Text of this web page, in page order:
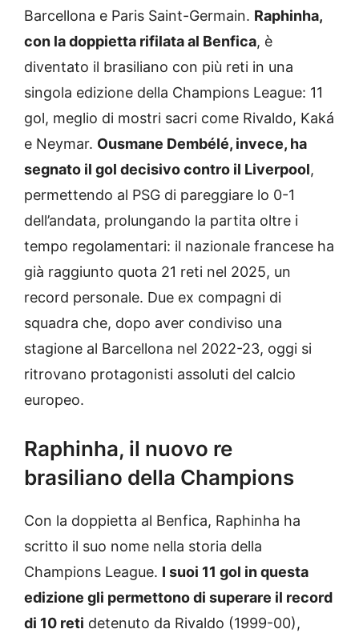
Barcellona e Paris Saint-Germain. Raphinha,
con la doppietta rifilata al Benfica, è
diventato il brasiliano con più reti in una
singola edizione della Champions League: 11
gol, meglio di mostri sacri come Rivaldo, Kaká
e Neymar. Ousmane Dembélé, invece, ha
segnato il gol decisivo contro il Liverpool,
permettendo al PSG di pareggiare lo 0-1
dell’andata, prolungando la partita oltre i
tempo regolamentari: il nazionale francese ha
già raggiunto quota 21 reti nel 2025, un
record personale. Due ex compagni di
squadra che, dopo aver condiviso una
stagione al Barcellona nel 2022-23, oggi si
ritrovano protagonisti assoluti del calcio
europeo.
Raphinha, il nuovo re
brasiliano della Champions
Con la doppietta al Benfica, Raphinha ha
scritto il suo nome nella storia della
Champions League. I suoi 11 gol in questa
edizione gli permettono di superare il record
di 10 reti detenuto da Rivaldo (1999-00),